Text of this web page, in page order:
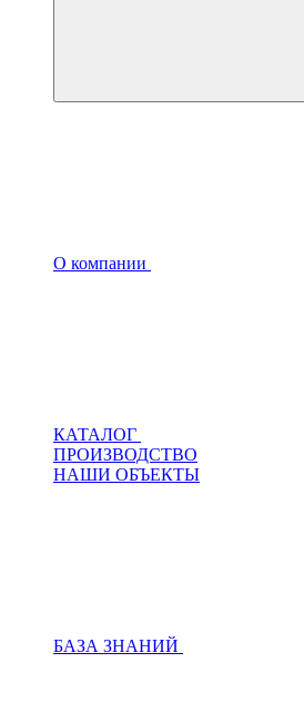
О компании
КАТАЛОГ
ПРОИЗВОДСТВО
НАШИ ОБЪЕКТЫ
БАЗА ЗНАНИЙ